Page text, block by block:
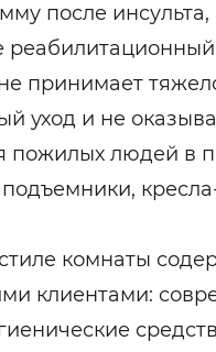
после
принимает
уход и не
людей в
комнаты
клиентами: